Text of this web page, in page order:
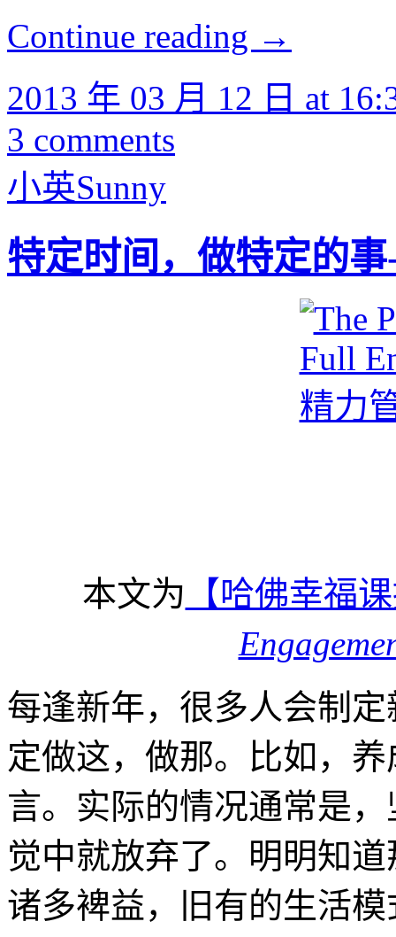
Continue reading →
2013 年 03 月 12 日 at
3 comments
小英Sunny
特定时间，做特定的
本文为 【哈佛幸福
每逢新年，很多人会制
定做这，做那。比如，
言。实际的情况通常是
觉中就放弃了。明明知
诸多裨益，旧有的生活